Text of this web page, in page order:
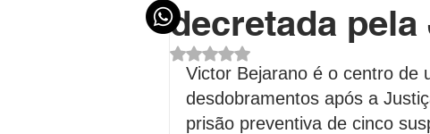
Política no Acre Política Brasil
Polícial Economia
decretada
Avaliado com NaN de 5 estrelas.
Victor Bejarano é o centro de
desdobramentos após a
prisão preventiva de cinco